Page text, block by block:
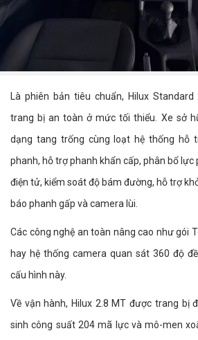
Là phiên bản tiêu chuẩn, Hilux
trang bị an toàn ở mức tối thiểu. Xe sở
dạng tang trống cùng loạt hệ thống hỗ
phanh, hỗ trợ phanh khẩn cấp, phân bổ lực
điện tử, kiểm soát độ bám đường, hỗ trợ
báo phanh gấp và camera lùi.
Các công nghệ an toàn nâng cao như gói
hay hệ thống camera quan sát 360 độ
cấu hình này.
Về vận hành, Hilux 2.8 MT được trang bị
sinh công suất 204 mã lực và mô-men